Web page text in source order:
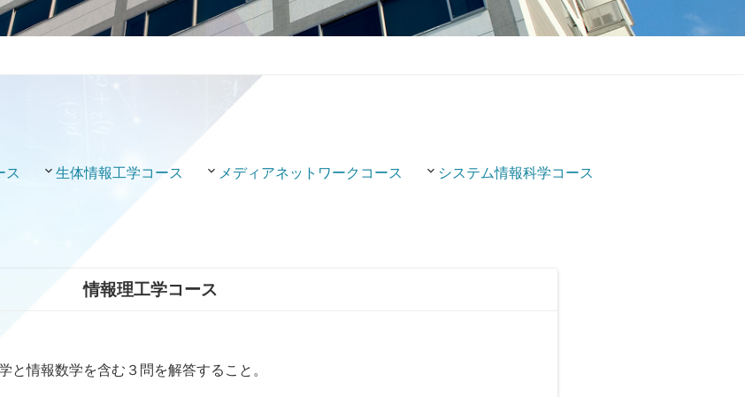
ス 生体情報工学コース メディアネットワークコース システム情報科学コース
情報理工学コース
情報数学を含む３問を解答すること。